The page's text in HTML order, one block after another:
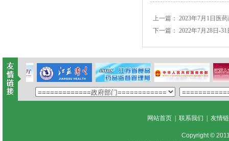
上一篇： 2023年7月1日医
下一篇： 2022年7月28日-
网站首页 | 联系我们 | 友情
Copyright ©